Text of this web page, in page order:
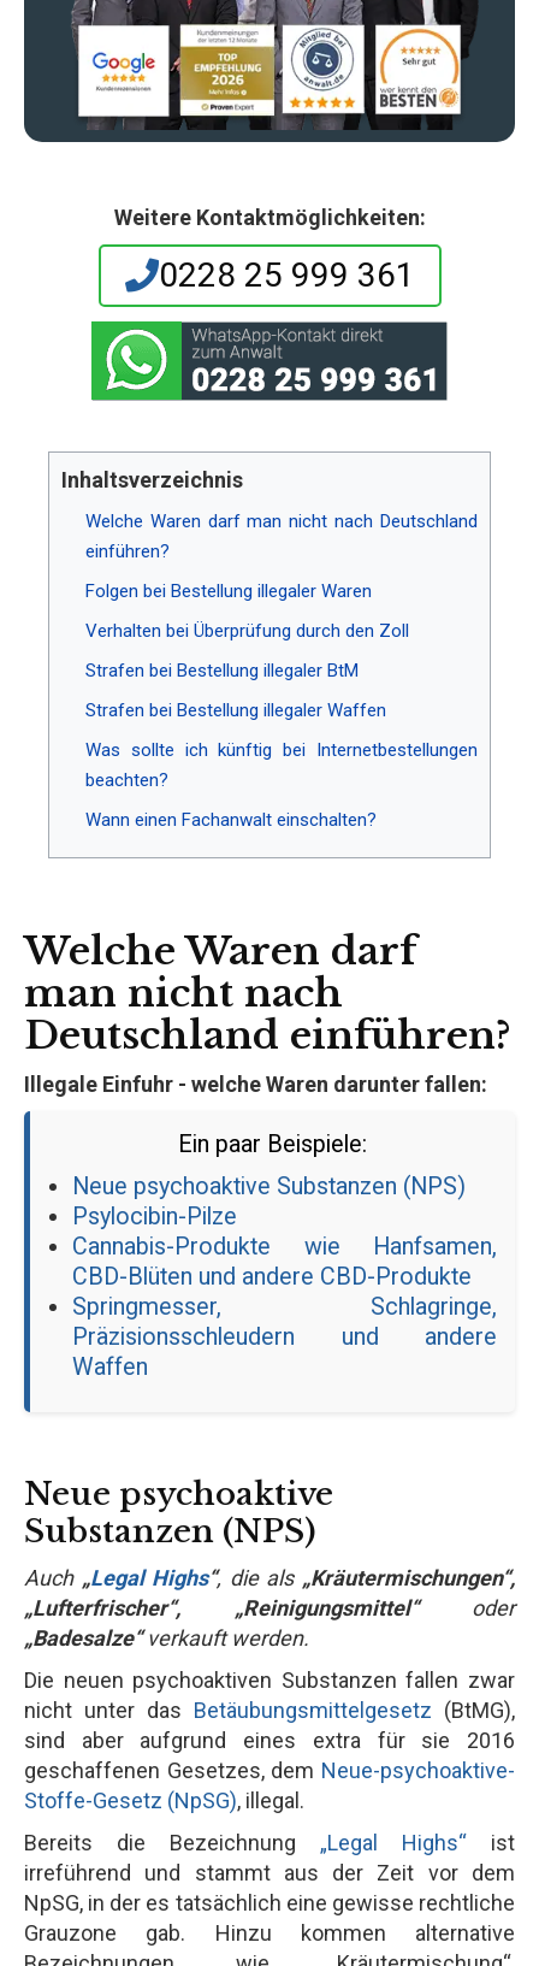
Weitere Kontaktmöglichkeiten:
0228 25 999 361
Inhaltsverzeichnis
Welche Waren darf man nicht nach Deutschland
einführen?
Folgen bei Bestellung illegaler Waren
Verhalten bei Überprüfung durch den Zoll
Strafen bei Bestellung illegaler BtM
Strafen bei Bestellung illegaler Waffen
Was sollte ich künftig bei Internetbestellungen
beachten?
Wann einen Fachanwalt einschalten?
Welche Waren darf
man nicht nach
Deutschland einführen?
Illegale Einfuhr - welche Waren darunter fallen:
Ein paar Beispiele:
Neue psychoaktive Substanzen (NPS)
Psylocibin-Pilze
Cannabis-Produkte wie Hanfsamen,
CBD-Blüten und andere CBD-Produkte
Springmesser, Schlagringe,
Präzisionsschleudern und andere
Waffen
Neue psychoaktive
Substanzen (NPS)
Auch „Legal Highs“, die als „Kräutermischungen“,
„Lufterfrischer“, „Reinigungsmittel“oder
„Badesalze“verkauft werden.
Die neuen psychoaktiven Substanzen fallen zwar
nicht unter das Betäubungsmittelgesetz (BtMG),
sind aber aufgrund eines extra für sie 2016
geschaffenen Gesetzes, dem Neue-psychoaktive-
Stoffe-Gesetz (NpSG), illegal.
Bereits die Bezeichnung „Legal Highs“ ist
irreführend und stammt aus der Zeit vor dem
NpSG, in der es tatsächlich eine gewisse rechtliche
Grauzone gab. Hinzu kommen alternative